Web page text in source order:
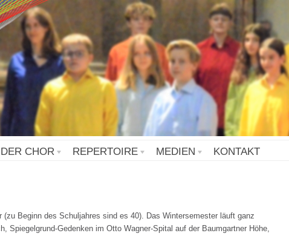
DER CHOR REPERTOIRE MEDIEN KONTAKT
(zu Beginn des Schuljahres sind es 40). Das Wintersemester läuft ganz
Spiegelgrund-Gedenken im Otto Wagner-Spital auf der Baumgartner Höhe,